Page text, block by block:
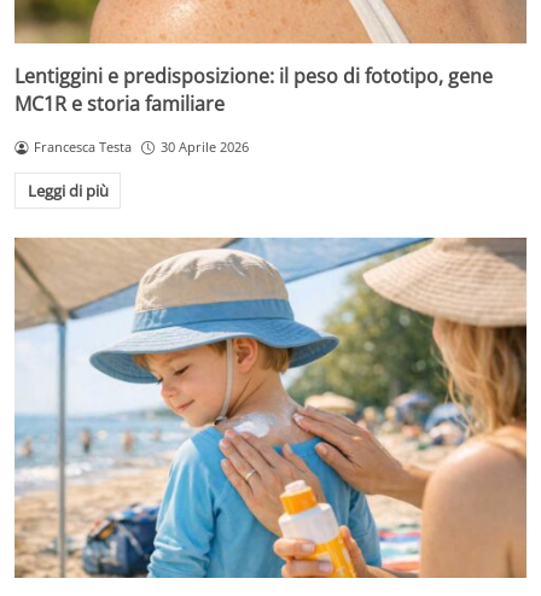
Lentiggini e predisposizione: il peso di fototipo, gene
MC1R e storia familiare
Francesca Testa 30 Aprile 2026
Leggi di più